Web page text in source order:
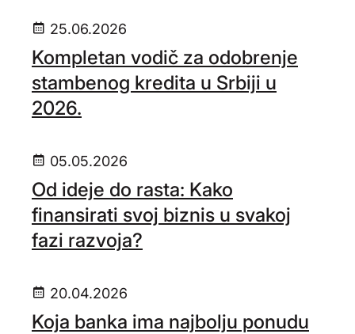
25.06.2026
Kompletan vodič za odobrenje
stambenog kredita u Srbiji u
2026.
05.05.2026
Od ideje do rasta: Kako
finansirati svoj biznis u svakoj
fazi razvoja?
20.04.2026
Koja banka ima najbolju ponudu